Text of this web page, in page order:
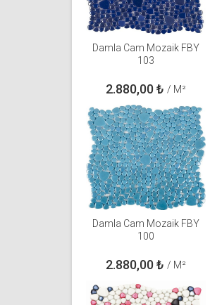
Damla Cam Mozaik FBY
103
2.880,00₺ / M²
Damla Cam Mozaik FBY
100
2.880,00₺ / M²